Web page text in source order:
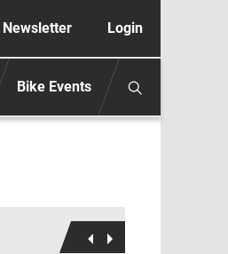
anonimo
Newsletter Login
Bike Events